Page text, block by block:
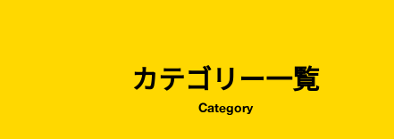
カテゴリー一覧
Category